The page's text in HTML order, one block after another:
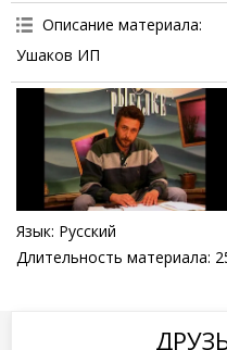
Описание материала:
Ушаков ИП
Язык: Русский
Длительность материала: